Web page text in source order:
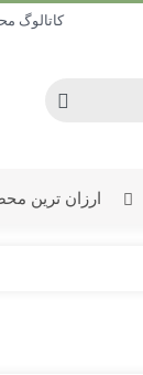
کاتالوگ
ارزان ترین